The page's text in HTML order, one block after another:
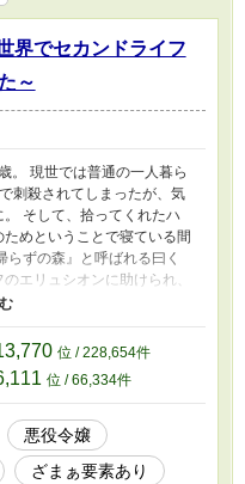
界でセカンドライフ
～
。 現世では普通の一人暮ら
刺殺されてしまったが、気
そして、拾ってくれたハ
めということで寝ている間
ずの森』と呼ばれる曰く
エリュシオンに助けられ、
しく生きようとするお話で
込まれ、異世界での過去の
俺様エルフに美味しくいた
女ゲームとざまぁ要素は４
間達の波乱万丈な旅行から
が、書ききれなかったその
宜しければ、そちらもお
※ムーンライ
要素のある話には「*」が
位 / 228,654件
位 / 66,334件
悪役令嬢
ざまぁ要素あり